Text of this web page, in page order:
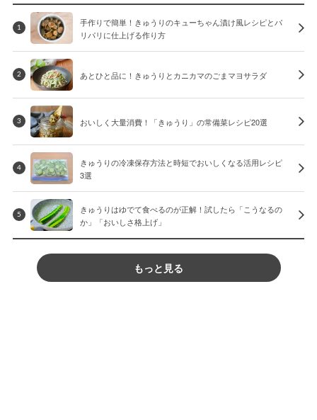
1
手作りで簡単！きゅうりのキューちゃん漬け風レシピとパ
リパリに仕上げる作り方
2 あとひと品に！きゅうりとカニカマのごまマヨサラダ
3 おいしく大量消費！「きゅうり」の常備菜レシピ20選
4
きゅうりの冷凍保存方法と時短でおいしくなる活用レシピ
3選
5
きゅうりはゆでて食べるのが正解！試したら「こうなるの
か」「おいしさ格上げ」
もっと見る